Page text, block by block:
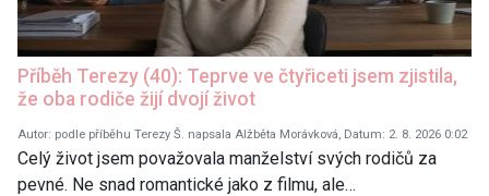
Příběh Terezy (40): Teprve ve čtyřiceti jsem zjistila,
že oba rodiče žijí dvojí život
Autor: podle příběhu Terezy Š. napsala Alžběta Morávková, Datum: 2. 8. 2026 0:02
Celý život jsem považovala manželství svých rodičů za
pevné. Ne snad romantické jako z filmu, ale…